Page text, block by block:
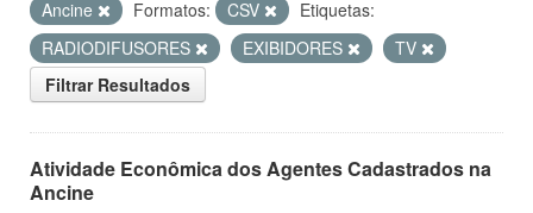
Ancine
Formatos: CSV
Etiquetas:
RADIODIFUSORES
EXIBIDORES
TV
Filtrar Resultados
Atividade Econômica dos Agentes Cadastrados na
Ancine